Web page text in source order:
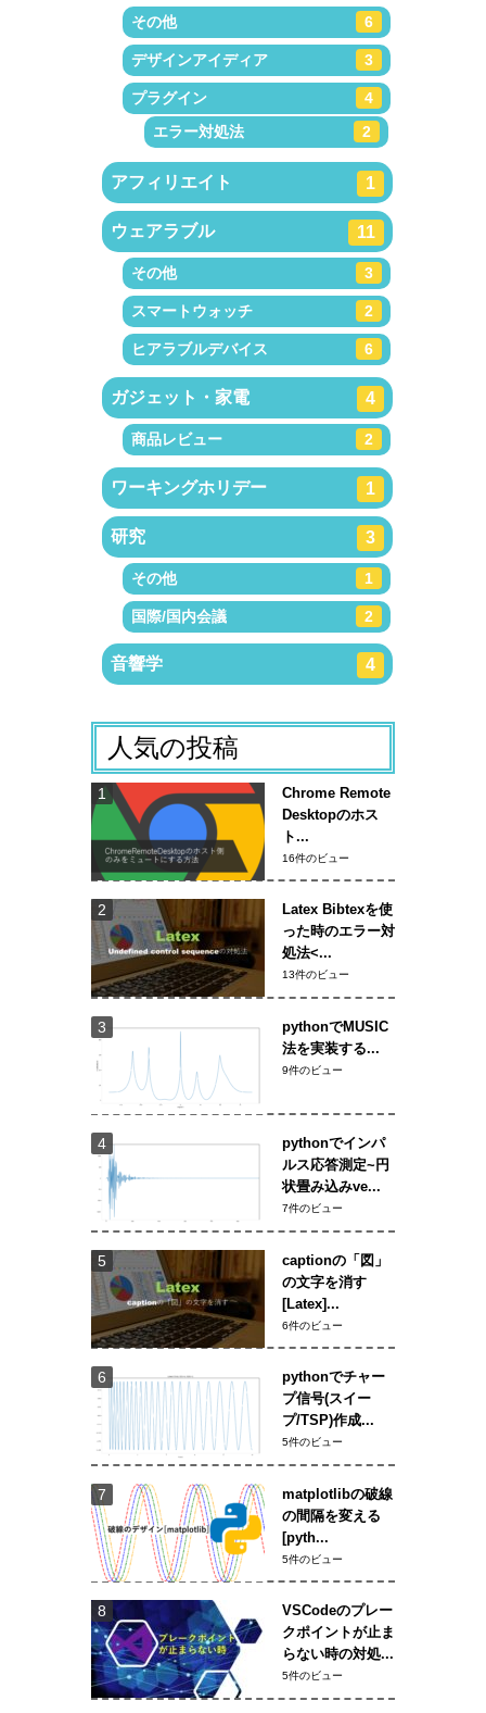
その他 6
デザインアイディア 3
プラグイン
4
エラー対処法
2
アフィリエイト 1
ウェアラブル 11
その他 3
スマートウォッチ 2
ヒアラブルデバイス 6
ガジェット・家電 4
商品レビュー 2
ワーキングホリデー 1
研究 3
その他 1
国際/国内会議 2
音響学 4
人気の投稿
Chrome Remote
Desktopのホス
ト...
16件のビュー
Latex Bibtexを使
った時のエラー対
処法<...
13件のビュー
pythonでMUSIC
法を実装する...
9件のビュー
pythonでインパ
ルス応答測定~円
状畳み込みve...
7件のビュー
captionの「図」
の文字を消す
[Latex]...
6件のビュー
pythonでチャー
プ信号(スイー
プ/TSP)作成...
5件のビュー
matplotlibの破線
の間隔を変える
[pyth...
5件のビュー
VSCodeのプレー
クポイントが止ま
らない時の対処...
5件のビュー